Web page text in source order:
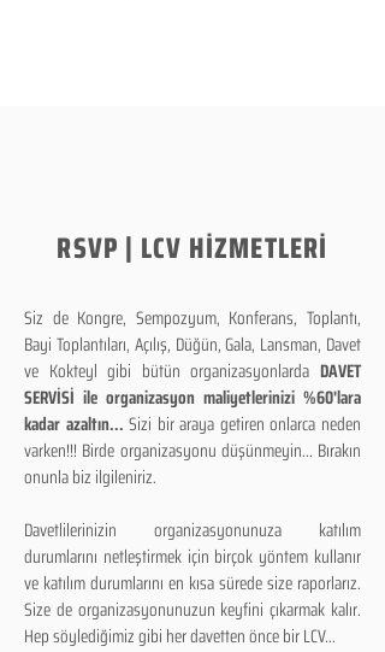
RSVP | LCV HİZMETLERİ
Siz de Kongre, Sempozyum, Konferans, Toplantı,
Bayi Toplantıları, Açılış, Düğün, Gala, Lansman, Davet
ve Kokteyl gibi bütün organizasyonlarda DAVET
SERVİSİ ile organizasyon maliyetlerinizi %60'lara
kadar azaltın...Sizi bir araya getiren onlarca neden
varken!!! Birde organizasyonu düşünmeyin... Bırakın
onunla biz ilgileniriz.
Davetlilerinizin organizasyonunuza katılım
durumlarını netleştirmek için birçok yöntem kullanır
ve katılım durumlarını en kısa sürede size raporlarız.
Size de organizasyonunuzun keyfini çıkarmak kalır.
Hep söylediğimiz gibi her davetten önce bir LCV...